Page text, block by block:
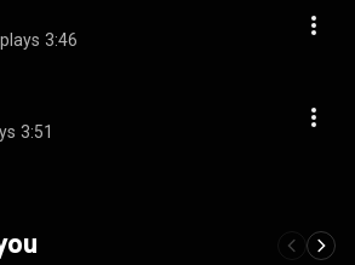
3:46
3:51